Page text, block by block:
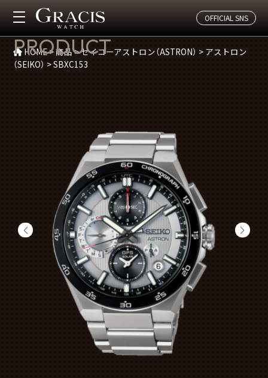
OFFICIAL SNS
商品紹介
PRODUCT
HOME>商品>セイコーアストロン（ASTRON） > アストロン
（SEIKO） >SBXC153